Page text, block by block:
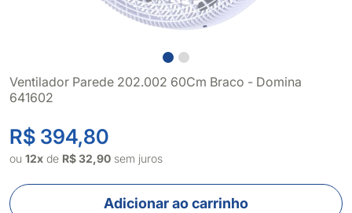
Ventilador Parede 202.002 60Cm Braco - Domina
641602
R$ 394,80
ou 12x de R$ 32,90 sem juros
Adicionar ao carrinho